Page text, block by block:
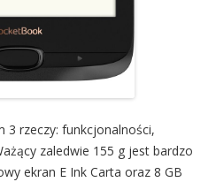
3 rzeczy: funkcjonalności,
zaledwie 155 g jest bardzo
ekran E Ink Carta oraz 8 GB